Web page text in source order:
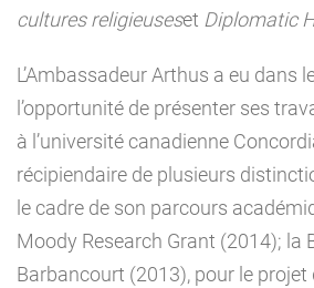
cultures religieuseset Diplomatic
L’Ambassadeur Arthus a eu dans
l’opportunité de présenter ses
à l’université canadienne
récipiendaire de plusieurs
le cadre de son parcours
Moody Research Grant (2014); la
Barbancourt (2013), pour le